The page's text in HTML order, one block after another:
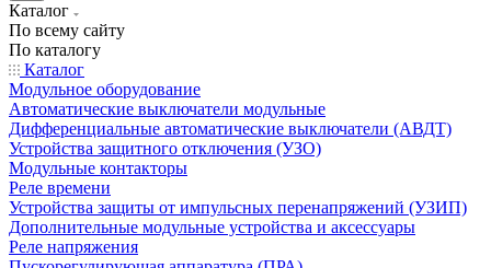
Каталог
По всему сайту
По каталогу
Каталог
Модульное оборудование
Автоматические выключатели модульные
Дифференциальные автоматические выключатели (АВДТ)
Устройства защитного отключения (УЗО)
Модульные контакторы
Реле времени
Устройства защиты от импульсных перенапряжений (УЗИП)
Дополнительные модульные устройства и аксессуары
Реле напряжения